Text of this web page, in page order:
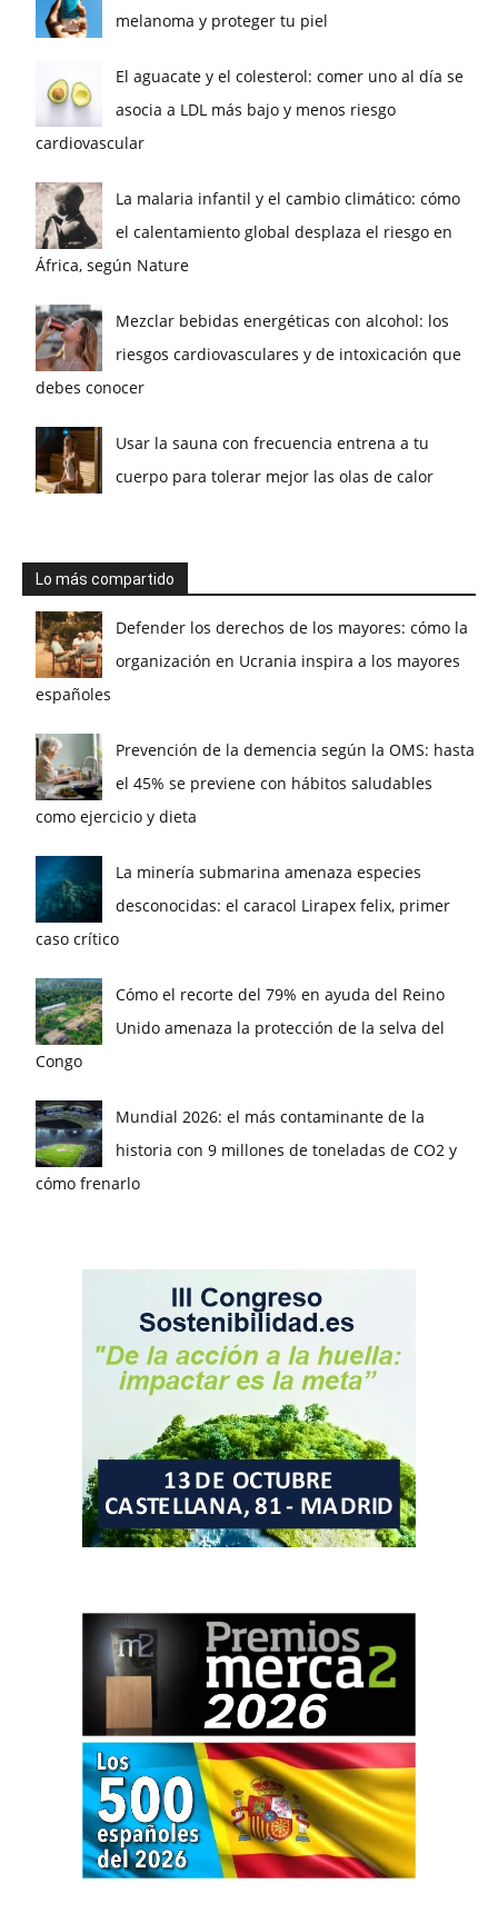
melanoma y proteger tu piel
El aguacate y el colesterol: comer uno al día se
asocia a LDL más bajo y menos riesgo
cardiovascular
La malaria infantil y el cambio climático: cómo
el calentamiento global desplaza el riesgo en
África, según Nature
Mezclar bebidas energéticas con alcohol: los
riesgos cardiovasculares y de intoxicación que
debes conocer
Usar la sauna con frecuencia entrena a tu
cuerpo para tolerar mejor las olas de calor
Lo más compartido
Defender los derechos de los mayores: cómo la
organización en Ucrania inspira a los mayores
españoles
Prevención de la demencia según la OMS: hasta
el 45% se previene con hábitos saludables
como ejercicio y dieta
La minería submarina amenaza especies
desconocidas: el caracol Lirapex felix, primer
caso crítico
Cómo el recorte del 79% en ayuda del Reino
Unido amenaza la protección de la selva del
Congo
Mundial 2026: el más contaminante de la
historia con 9 millones de toneladas de CO2 y
cómo frenarlo